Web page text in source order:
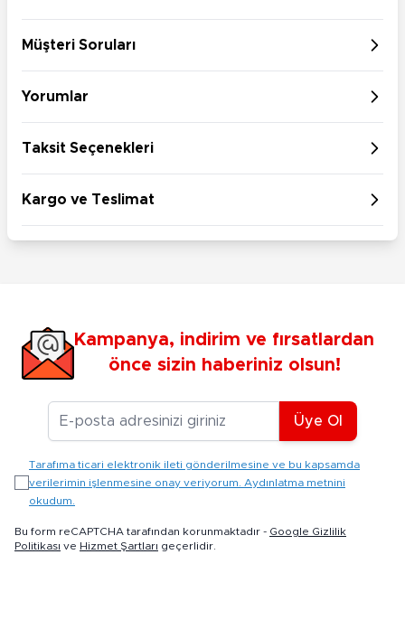
Müşteri Soruları
Yorumlar
Taksit Seçenekleri
Kargo ve Teslimat
Kampanya, indirim ve fırsatlardan
önce sizin haberiniz olsun!
E-posta Adresiniz
Üye Ol
Tarafıma ticari elektronik ileti gönderilmesine ve bu kapsamda
verilerimin işlenmesine onay veriyorum. Aydınlatma metnini
okudum.
Bu form reCAPTCHA tarafından korunmaktadır - Google Gizlilik
Politikası ve Hizmet Şartları geçerlidir.